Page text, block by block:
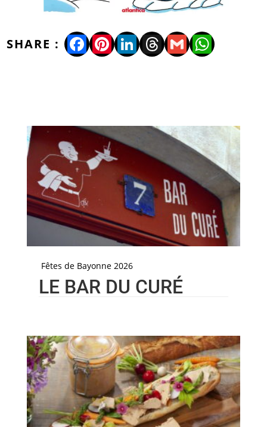
Facebook
Pinterest
LinkedIn
Threads
Gmail
Fêtes de Bayonne 2026
LE BAR DU CURÉ